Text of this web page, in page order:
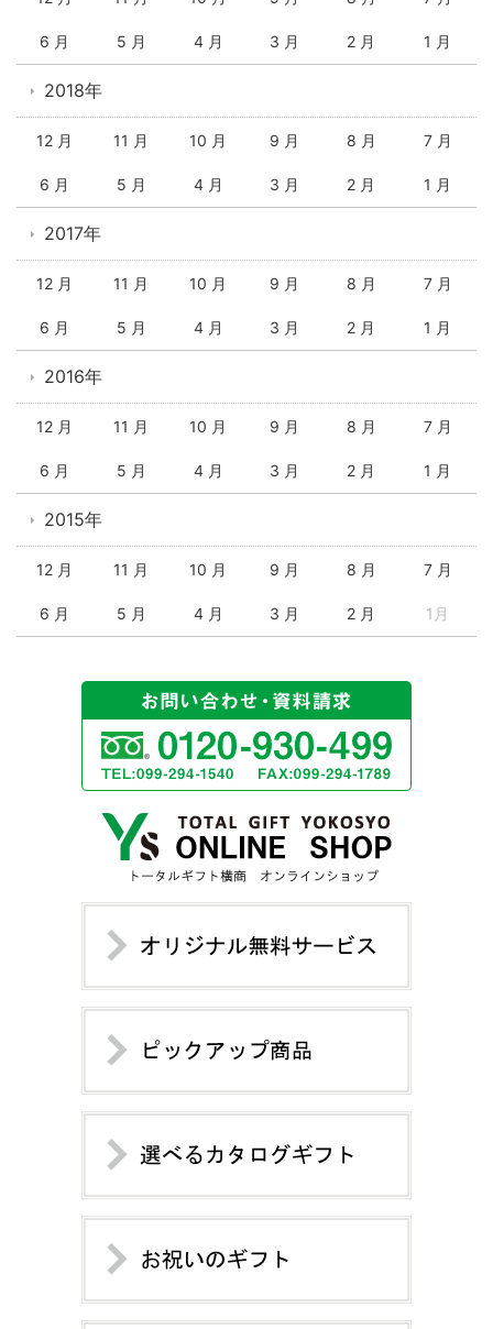
6 月 5 月 4 月 3 月 2 月 1 月
2018年
12 月 11 月 10 月 9 月 8 月 7 月
6 月 5 月 4 月 3 月 2 月 1 月
2017年
12 月 11 月 10 月 9 月 8 月 7 月
6 月 5 月 4 月 3 月 2 月 1 月
2016年
12 月 11 月 10 月 9 月 8 月 7 月
6 月 5 月 4 月 3 月 2 月 1 月
2015年
12 月 11 月 10 月 9 月 8 月 7 月
6 月 5 月 4 月 3 月 2 月 1月